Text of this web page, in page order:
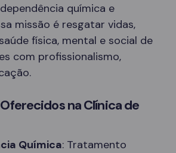
química e
missão é resgatar vidas,
física, mental e social de
com profissionalismo,
na Clínica de
Química: Tratamento